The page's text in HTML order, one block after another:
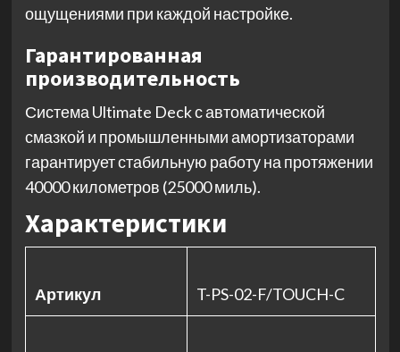
ощущениями при каждой настройке.
Гарантированная
производительность
Система Ultimate Deck с автоматической
смазкой и промышленными амортизаторами
гарантирует стабильную работу на протяжении
40000 километров (25000 миль).
Характеристики
Артикул T-PS-02-F/TOUCH-C